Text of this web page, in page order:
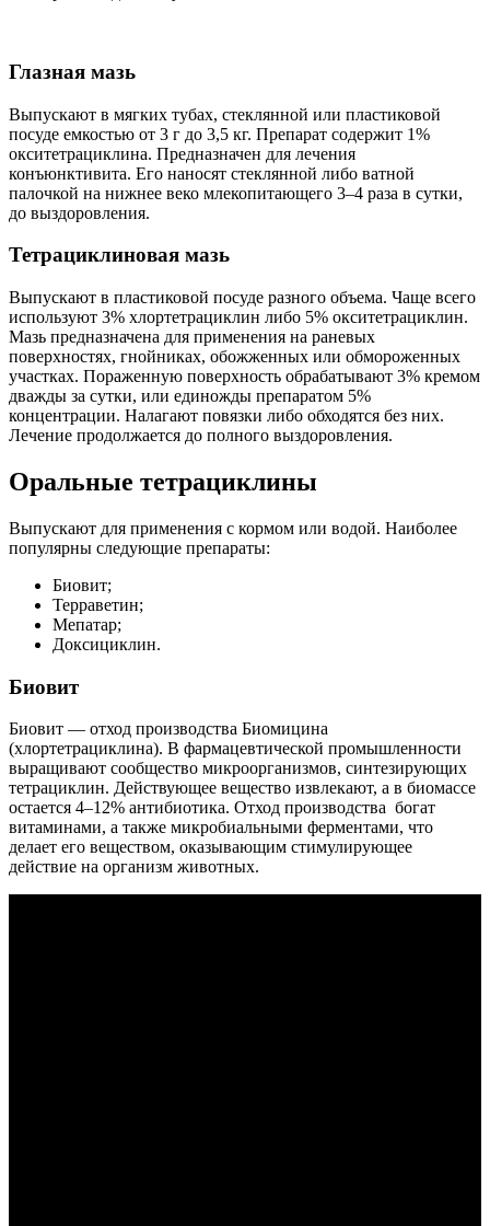
Глазная мазь
Выпускают в мягких тубах, стеклянной или пластиковой
посуде емкостью от 3 г до 3,5 кг. Препарат содержит 1%
окситетрациклина. Предназначен для лечения
конъюнктивита. Его наносят стеклянной либо ватной
палочкой на нижнее веко млекопитающего 3–4 раза в сутки,
до выздоровления.
Тетрациклиновая мазь
Выпускают в пластиковой посуде разного объема. Чаще всего
используют 3% хлортетрациклин либо 5% окситетрациклин.
Мазь предназначена для применения на раневых
поверхностях, гнойниках, обожженных или обмороженных
участках. Пораженную поверхность обрабатывают 3% кремом
дважды за сутки, или единожды препаратом 5%
концентрации. Налагают повязки либо обходятся без них.
Лечение продолжается до полного выздоровления.
Оральные тетрациклины
Выпускают для применения с кормом или водой. Наиболее
популярны следующие препараты:
Биовит;
Терраветин;
Мепатар;
Доксициклин.
Биовит
Биовит — отход производства Биомицина
(хлортетрациклина). В фармацевтической промышленности
выращивают сообщество микроорганизмов, синтезирующих
тетрациклин. Действующее вещество извлекают, а в биомассе
остается 4–12% антибиотика. Отход производства богат
витаминами, а также микробиальными ферментами, что
делает его веществом, оказывающим стимулирующее
действие на организм животных.